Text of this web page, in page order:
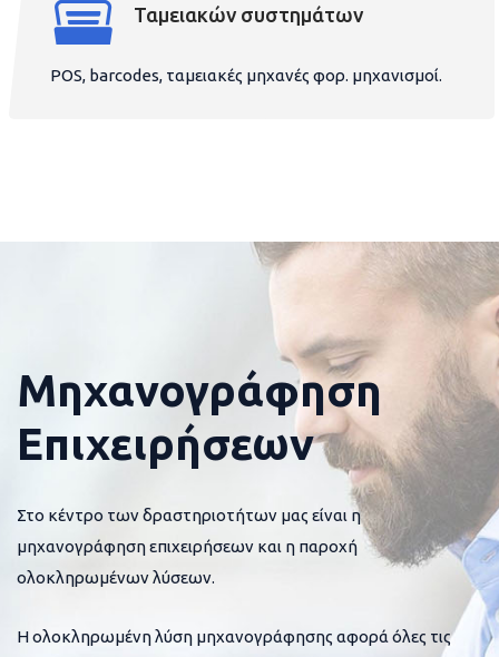
Ταμειακών συστημάτων
POS, barcodes, ταμειακές μηχανές φορ. μηχανισμοί.
Μηχανογράφηση
Επιχειρήσεων
Στο κέντρο των δραστηριοτήτων μας είναι η
μηχανογράφηση επιχειρήσεων και η παροχή
ολοκληρωμένων λύσεων.
Η ολοκληρωμένη λύση μηχανογράφησης αφορά όλες τις